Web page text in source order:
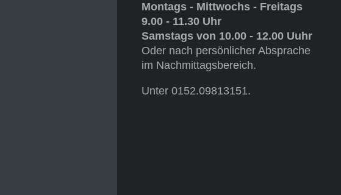
Montags - Mittwochs - Freitags
9.00 - 11.30 Uhr
Samstags von 10.00 - 12.00 Uuhr
Oder nach persönlicher Absprache
im Nachmittagsbereich.
Unter 0152.09813151.